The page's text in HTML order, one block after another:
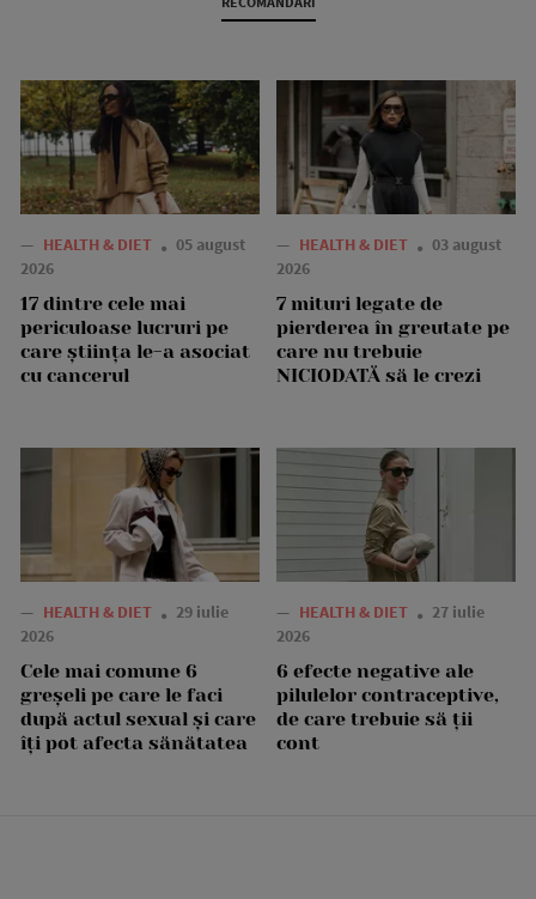
— HEALTH & DIET
05 august
2026
17 dintre cele mai
periculoase lucruri pe
care știința le-a asociat
cu cancerul
— HEALTH & DIET
03 august
2026
7 mituri legate de
pierderea în greutate pe
care nu trebuie
NICIODATĂ să le crezi
— HEALTH & DIET
29 iulie
2026
Cele mai comune 6
greșeli pe care le faci
după actul sexual și care
îți pot afecta sănătatea
— HEALTH & DIET
27 iulie
2026
6 efecte negative ale
pilulelor contraceptive,
de care trebuie să ții
cont